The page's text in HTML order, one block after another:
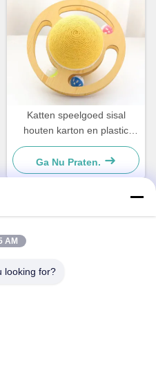
Katten speelgoed sisal
houten karton en plastic
Voor kleine honden en
katten Eenvoudig en
praktisch
Ga Nu Praten.
AM
looking for?